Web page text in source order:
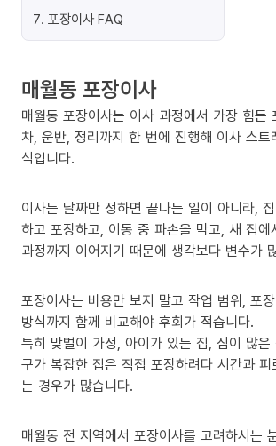
7. 포장이사 FAQ
매월동 포장이사
매월동 포장이사는 이사 과정에서 가장 힘든
차, 운반, 정리까지 한 번에 진행해 이사 스트
식입니다.
이사는 날짜만 정하면 끝나는 일이 아니라,
하고 포장하고, 이동 중 파손을 막고, 새 집에
과정까지 이어지기 때문에 생각보다 변수가
포장이사는 비용만 보지 말고 작업 범위, 포
방식까지 함께 비교해야 후회가 적습니다.
특히 맞벌이 가정, 아이가 있는 집, 짐이 많은
구가 복잡한 집은 직접 포장하려다 시간과
는 경우가 많습니다.
매월동 전 지역에서 포장이사를 고려하시는